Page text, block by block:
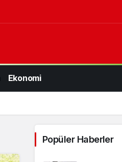
Ekonomi
Popüler Haberler